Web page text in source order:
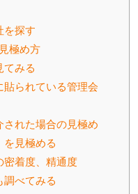
を探す
極め方
てみる
貼られている管理会
された場合の見極め
を見極める
密着度、精通度
調べてみる